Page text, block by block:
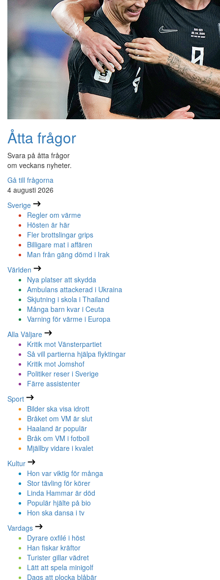
Åtta frågor
Svara på åtta frågor
om veckans nyheter.
Gå till frågorna
4 augusti 2026
Sverige
Regler om värme
Hösten är här
Fler brottslingar grips
Billigare mat i affären
Man från gäng dömd i Irak
Världen
Nya platser att skydda
Ambulans attackerad i Ukraina
Skjutning i skola i Thailand
Många barn kvar i Ceuta
Varning för värme i Europa
Alla Väljare
Kritik mot Vänsterpartiet
Så vill partierna hjälpa flyktingar
Kritik mot Jomshof
Politiker reser i Sverige
Färre assistenter
Sport
Bilder ska visa idrott
Bråket om VM är slut
Haaland är populär
Bråk om VM i fotboll
Mjällby vidare i kvalet
Kultur
Hon var viktig för många
Stor tävling för körer
Linda Hammar är död
Populär hjälte på bio
Hon ska dansa i tv
Vardags
Dyrare oxfilé i höst
Han fiskar kräftor
Turister gillar vädret
Lätt att spela minigolf
Dags att plocka blåbär